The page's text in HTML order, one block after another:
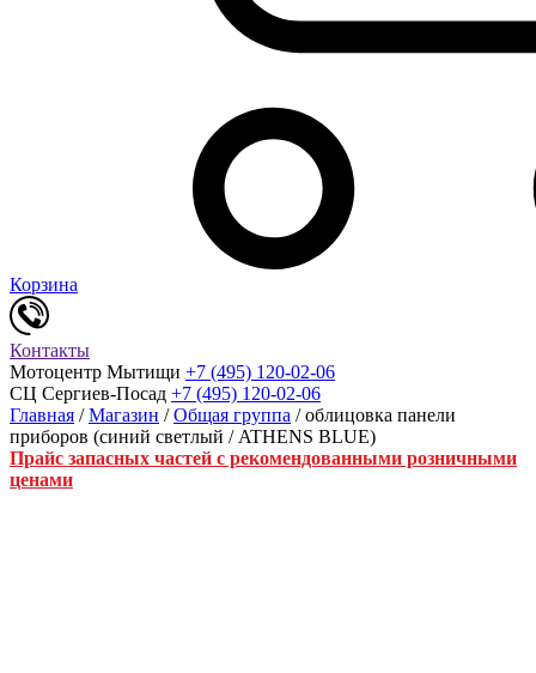
Корзина
Контакты
Мотоцентр Мытищи +7 (495) 120-02-06
СЦ Сергиев-Посад +7 (495) 120-02-06
Главная /Магазин /Общая группа / облицовка панели
приборов (синий светлый / ATHENS BLUE)
Прайс запасных частей с рекомендованными розничными
ценами